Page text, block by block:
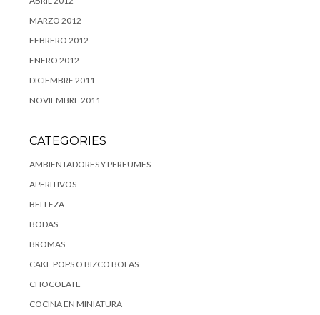
MARZO 2012
FEBRERO 2012
ENERO 2012
DICIEMBRE 2011
NOVIEMBRE 2011
CATEGORIES
AMBIENTADORES Y PERFUMES
APERITIVOS
BELLEZA
BODAS
BROMAS
CAKE POPS O BIZCO BOLAS
CHOCOLATE
COCINA EN MINIATURA